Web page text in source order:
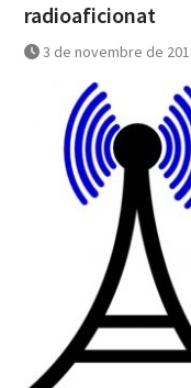
radioaficionat
3 de novembre de